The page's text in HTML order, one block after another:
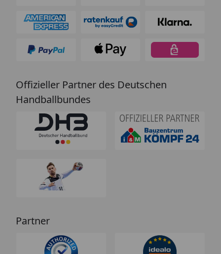
Offizieller Partner des Deutschen
Handballbundes
Partner